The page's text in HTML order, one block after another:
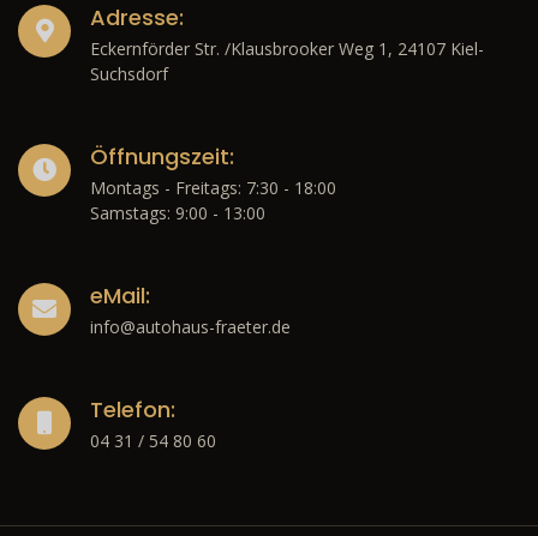
Adresse:
Eckernförder Str. /Klausbrooker Weg 1, 24107 Kiel-
Suchsdorf
Öffnungszeit:
Montags - Freitags: 7:30 - 18:00
Samstags: 9:00 - 13:00
eMail:
info@autohaus-fraeter.de
Telefon:
04 31 / 54 80 60